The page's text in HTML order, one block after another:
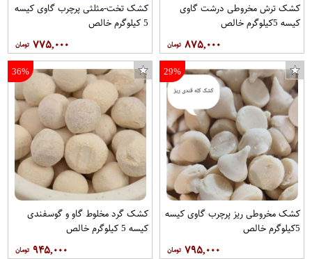
کشک ترش مخروطی درشت گاوی
کیسه 5کیلوگرم خالص
۸۷۵,۰۰۰
کشک تخت-مثلثی پرچرب گاوی کیسه
5 کیلوگرم خالص
۷۷۵,۰۰۰
29%
کشک مخروطی ریز پرچرب گاوی کیسه
5کیلوگرم خالص
۷۹۵,۰۰۰
36%
کشک گرد مخلوط گاو و گوسفندی
کیسه 5 کیلوگرم خالص
۹۴۵,۰۰۰